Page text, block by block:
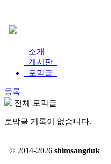
소개
게시판
토막글
등록
전체 토막글
토막글 기록이 없습니다.
© 2014-2026 shimsangduk